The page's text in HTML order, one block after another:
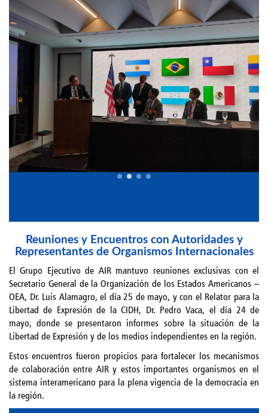
Reuniones y Encuentros con Autoridades y
Representantes de Organismos Internacionales
El Grupo Ejecutivo de AIR mantuvo reuniones exclusivas con el
Secretario General de la Organización de los Estados Americanos –
OEA, Dr. Luis Alamagro, el día 25 de mayo, y con el Relator para la
Libertad de Expresión de la CIDH, Dr. Pedro Vaca, el día 24 de
mayo, donde se presentaron informes sobre la situación de la
Libertad de Expresión y de los medios independientes en la región.
Estos encuentros fueron propicios para fortalecer los mecanismos
de colaboración entre AIR y estos importantes organismos en el
sistema interamericano para la plena vigencia de la democracia en
la región.